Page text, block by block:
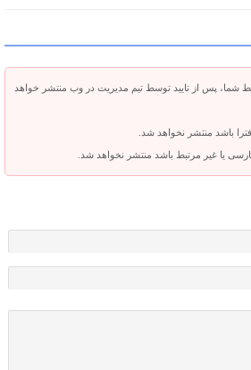
شما، پس از تایید توسط تیم مدیریت در وب منتشر خواهد
باشد منتشر نخواهد شد.
یا غیر مرتبط باشد منتشر نخواهد شد.